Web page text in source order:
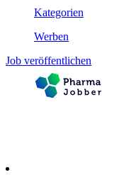
Kategorien
Werben
Job veröffentlichen